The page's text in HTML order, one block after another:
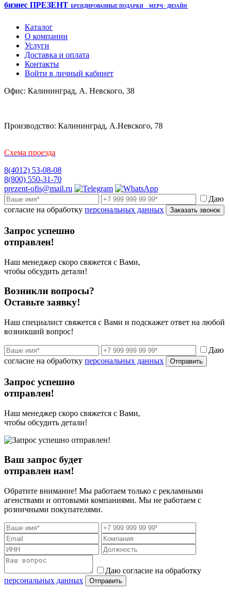
бизнес ПРЕЗЕНТ· БРЕНДИРОВАННЫЕ ПОДАРКИ · МЕРЧ · ДИЗАЙН
Каталог
О компании
Услуги
Доставка и оплата
Контакты
Войти в личный кабинет
Офис: Калининград, А. Невского, 38
Производство: Калининград, А.Невского, 78
Схема проезда
8(4012) 53-08-08
8(800) 550-31-70
prezent-ofis@mail.ru
Даю
согласие на обработку персональных данных Заказать звонок
Запрос успешно
отправлен!
Наш менеджер скоро свяжется с Вами,
чтобы обсудить детали!
Возникли вопросы?
Оставьте заявку!
Наш специалист свяжется с Вами и подскажет ответ на любой
возникший вопрос!
Даю
согласие на обработку персональных данных Отправить
Запрос успешно
отправлен!
Наш менеджер скоро свяжется с Вами,
чтобы обсудить детали!
Ваш запрос будет
отправлен нам!
Обратите внимание! Мы работаем только с рекламными
агенствами и оптовыми компаниями. Мы не работаем с
розничными покупателями.
Даю согласие на обработку
персональных данных
Отправить